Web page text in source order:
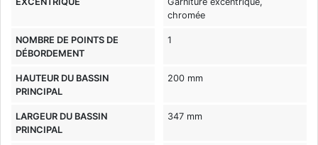
chromée
NOMBRE DE POINTS DE
DÉBORDEMENT
1
HAUTEUR DU BASSIN
PRINCIPAL
200 mm
LARGEUR DU BASSIN
PRINCIPAL
347 mm